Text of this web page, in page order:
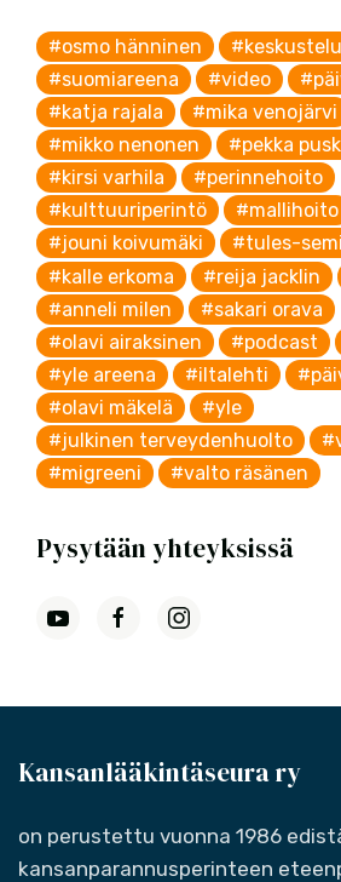
#osmo hänninen #keskustelu
#suomiareena
#video
#katja rajala
#mika venojärvi
#mikko nenonen
#pekka
#kirsi varhila
#perinnehoito
#kulttuuriperintö
#mallihoito
#jouni koivumäki
#tules-
#kalle erkoma
#reija jacklin
#anneli milen
#sakari orava
#olavi airaksinen
#podcast
#yle areena
#iltalehti
#olavi mäkelä
#yle
#julkinen terveydenhuolto
#migreeni
#valto räsänen
Pysytään yhteyksissä
Kansanlääkintäseura ry
on perustettu vuonna 1986
kansanparannusperinteen